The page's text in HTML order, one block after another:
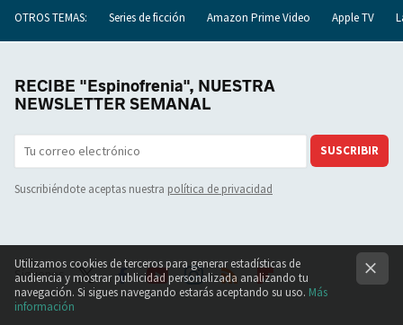
OTROS TEMAS: Series de ficción Amazon Prime Video Apple TV
RECIBE "Espinofrenia", NUESTRA
NEWSLETTER SEMANAL
SUSCRIBIR
Suscribiéndote aceptas nuestra política de privacidad
Síguenos
Twit Face Yout Inst
RSS
Flip
Utilizamos cookies de terceros para generar estadísticas de
audiencia y mostrar publicidad personalizada analizando tu
navegación. Si sigues navegando estarás aceptando su uso. Más
información